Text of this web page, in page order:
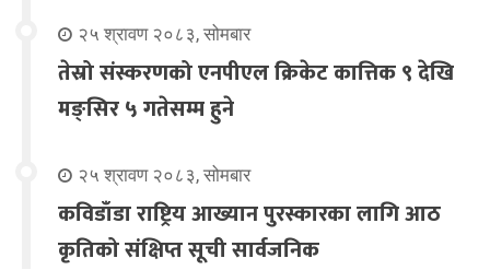
२५ श्रावण २०८३, सोमबार
तेस्रो संस्करणको एनपीएल क्रिकेट कात्तिक ९ देखि
मङ्सिर ५ गतेसम्म हुने
२५ श्रावण २०८३, सोमबार
कविडाँडा राष्ट्रिय आख्यान पुरस्कारका लागि आठ
कृतिको संक्षिप्त सूची सार्वजनिक